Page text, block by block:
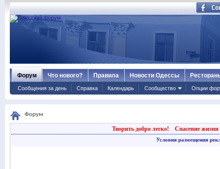
Форум
Сообщения за день Справка Календарь Сообщество Опции
Что нового? Правила Новости Одессы
Форум
Творить добро легко! Спасение жизни
Условия размещения